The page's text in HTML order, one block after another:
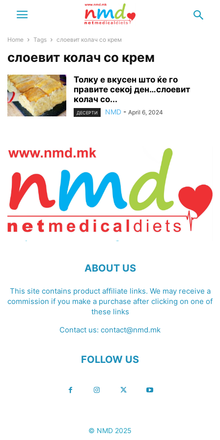
Home Tags слоевит колач со крем
слоевит колач со крем
Толку е вкусен што ќе го
правите секој ден…слоевит
колач со...
ДЕСЕРТИ NMD - April 6, 2024
ABOUT US
This site contains product affiliate links. We may receive a
commission if you make a purchase after clicking on one of
these links
Contact us: contact@nmd.mk
FOLLOW US
© NMD 2025